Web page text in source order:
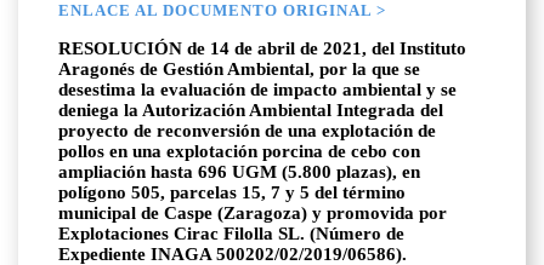
ENLACE AL DOCUMENTO ORIGINAL >
RESOLUCIÓN de 14 de abril de 2021, del Instituto
Aragonés de Gestión Ambiental, por la que se
desestima la evaluación de impacto ambiental y se
deniega la Autorización Ambiental Integrada del
proyecto de reconversión de una explotación de
pollos en una explotación porcina de cebo con
ampliación hasta 696 UGM (5.800 plazas), en
polígono 505, parcelas 15, 7 y 5 del término
municipal de Caspe (Zaragoza) y promovida por
Explotaciones Cirac Filolla SL. (Número de
Expediente INAGA 500202/02/2019/06586).